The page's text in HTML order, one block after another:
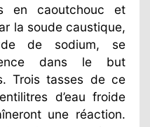
en caoutchouc et
la soude caustique,
de sodium, se
dans le but
Trois tasses de ce
d’eau froide
une réaction.